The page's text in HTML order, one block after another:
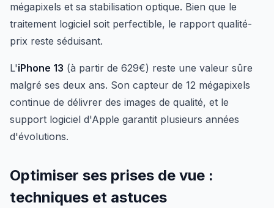
mégapixels et sa stabilisation optique. Bien que le
traitement logiciel soit perfectible, le rapport qualité-
prix reste séduisant.
L'iPhone 13 (à partir de 629€) reste une valeur sûre
malgré ses deux ans. Son capteur de 12 mégapixels
continue de délivrer des images de qualité, et le
support logiciel d'Apple garantit plusieurs années
d'évolutions.
Optimiser ses prises de vue :
techniques et astuces